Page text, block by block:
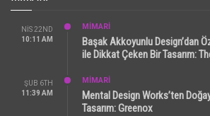
NIS 22ND
10:11 AM
MİMARİ
Başak Akkoyunlu Design’dan
ile Dikkat Çeken Bir Tasarım:
ŞUB 6TH
11:39 AM
MİMARİ
Mental Design Works’ten
Tasarım: Greenox